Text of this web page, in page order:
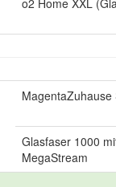
o2 Home XXL
MagentaZuhause
Glasfaser 1000
MegaStream